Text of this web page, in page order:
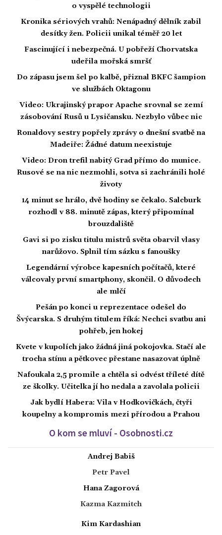
o vyspělé technologii
Kronika sériových vrahů: Nenápadný dělník zabil
desítky žen. Policii unikal téměř 20 let
Fascinující i nebezpečná. U pobřeží Chorvatska
udeřila mořská smršť
Do zápasu jsem šel po kalbě, přiznal BKFC šampion
ve službách Oktagonu
Video: Ukrajinský prapor Apache srovnal se zemí
zásobování Rusů u Lysičansku. Nezbylo vůbec nic
Ronaldovy sestry popřely zprávy o dnešní svatbě na
Madeiře: Žádné datum neexistuje
Video: Dron trefil nabitý Grad přímo do munice.
Rusové se na nic nezmohli, sotva si zachránili holé
životy
14 minut se hrálo, dvě hodiny se čekalo. Salcburk
rozhodl v 88. minutě zápas, který připomínal
brouzdaliště
Gavi si po zisku titulu mistrů světa obarvil vlasy
narůžovo. Splnil tím sázku s fanoušky
Legendární výrobce kapesních počítačů, které
válcovaly první smartphony, skončil. O důvodech
ale mlčí
Pešán po konci u reprezentace odešel do
Švýcarska. S druhým titulem říká: Nechci svatbu ani
pohřeb, jen hokej
Kvete v kupolích jako žádná jiná pokojovka. Stačí ale
trocha stínu a pětkovec přestane nasazovat úplně
Nafoukala 2,5 promile a chtěla si odvést tříleté dítě
ze školky. Učitelka jí ho nedala a zavolala policii
Jak bydlí Habera: Vila v Hodkovičkách, čtyři
koupelny a kompromis mezi přírodou a Prahou
O kom se mluví - Osobnosti.cz
Andrej Babiš
Petr Pavel
Hana Zagorová
Kazma Kazmitch
Kim Kardashian